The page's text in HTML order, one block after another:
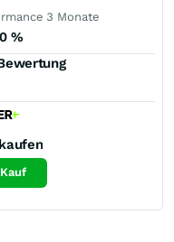
3 Monate
%
Kauf